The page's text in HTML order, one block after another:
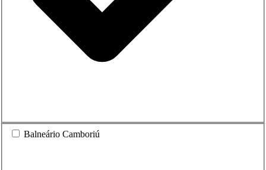
Balneário Camboriú